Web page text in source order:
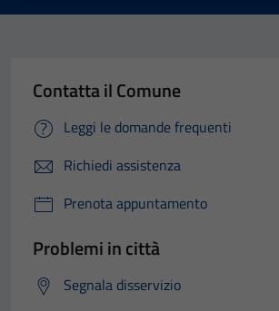
Contatta il Comune
Leggi le domande frequenti
Richiedi assistenza
Prenota appuntamento
Problemi in città
Segnala disservizio